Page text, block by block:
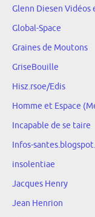
Glenn Diesen Vidéos
Global-Space
Graines de Moutons
GriseBouille
Hisz.rsoe/Edis
Homme et Espace
Incapable de se taire
Infos-
insolentiae
Jacques Henry
Jean Henrion